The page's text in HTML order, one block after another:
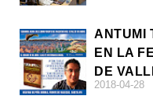
ANTUMI
EN LA
DE
2018-04-28